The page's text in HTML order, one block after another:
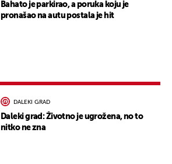
Bahato je parkirao, a poruka koju je
pronašao na autu postala je hit
DALEKI GRAD
Daleki grad: Životno je ugrožena, no to
nitko ne zna